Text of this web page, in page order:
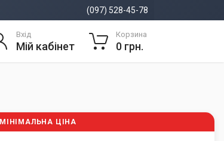
(097) 528-45-78
Вхід
Мій кабінет
Корзина
0 грн.
МІНІМАЛЬНА ЦІНА